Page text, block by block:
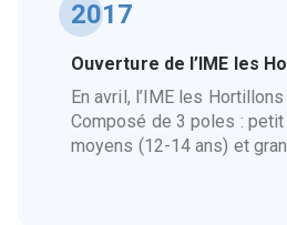
2017
Ouverture de l’IME les
En avril, l’IME les
Composé de 3 poles : petit
moyens (12-14 ans) et